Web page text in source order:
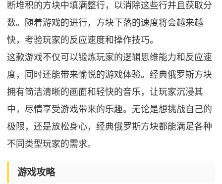
断堆积的方块中填满整行，以消除这些行并且获取分
数。随着游戏的进行，方块下落的速度将会越来越
快，考验玩家的反应速度和操作技巧。
这款游戏不仅可以锻炼玩家的逻辑思维能力和反应速
度，同时还能带来愉悦的游戏体验。经典俄罗斯方块
拥有简洁清晰的画面和轻快的音乐，让玩家沉浸其
中，尽情享受游戏带来的乐趣。无论是想挑战自己的
极限，还是放松身心，经典俄罗斯方块都能满足各种
不同类型玩家的需求。
游戏攻略